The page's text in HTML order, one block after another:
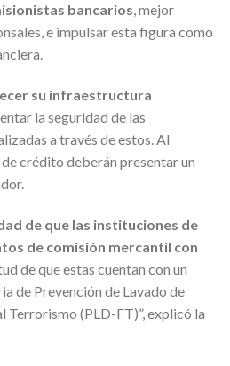
bancarios, mejor
e impulsar esta figura como
su infraestructura
la seguridad de las
a través de estos. Al
crédito deberán presentar un
de que las instituciones de
de comisión mercantil con
de que estas cuentan con un
de Prevención de Lavado de
Terrorismo (PLD-FT)”, explicó la